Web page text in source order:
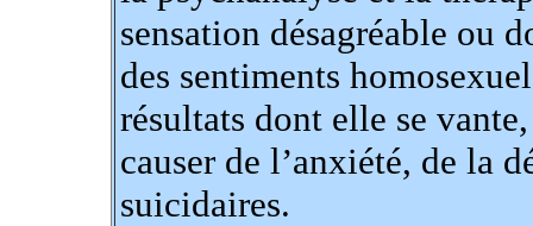
sensation désagréable ou
des sentiments
résultats dont elle se
causer de l’anxiété, de la
suicidaires.